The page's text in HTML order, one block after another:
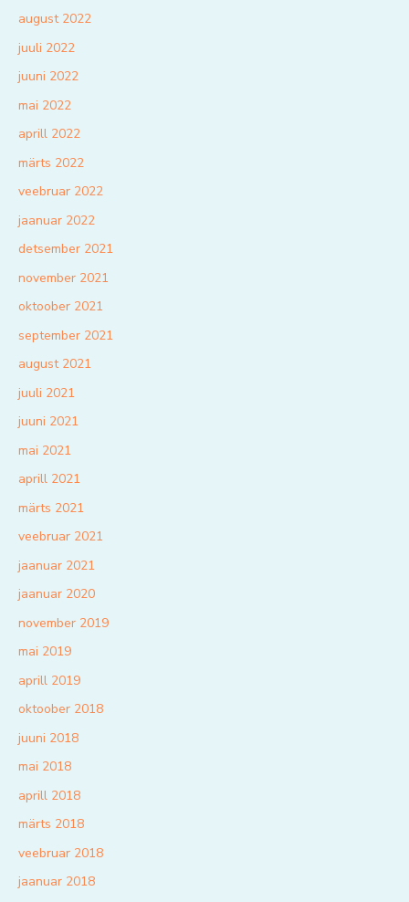
august 2022
juuli 2022
juuni 2022
mai 2022
aprill 2022
märts 2022
veebruar 2022
jaanuar 2022
detsember 2021
november 2021
oktoober 2021
september 2021
august 2021
juuli 2021
juuni 2021
mai 2021
aprill 2021
märts 2021
veebruar 2021
jaanuar 2021
jaanuar 2020
november 2019
mai 2019
aprill 2019
oktoober 2018
juuni 2018
mai 2018
aprill 2018
märts 2018
veebruar 2018
jaanuar 2018